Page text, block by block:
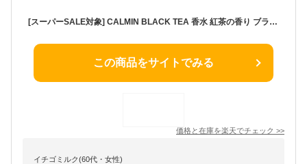
[スーパーSALE対象] CALMIN BLACK TEA 香水 紅茶の香り ブラックティー 20mL
この商品をサイトでみる
価格と在庫を楽天でチェック >>
イチゴミルク(60代・女性)